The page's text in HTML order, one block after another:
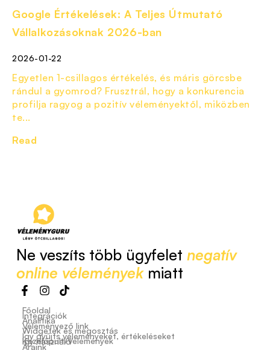
Google Értékelések: A Teljes Útmutató
Vállalkozásoknak 2026-ban
2026-01-22
Egyetlen 1-csillagos értékelés, és máris görcsbe
rándul a gyomrod? Frusztrál, hogy a konkurencia
profilja ragyog a pozitív véleményektől, miközben
te...
Read
Ne veszíts több ügyfelet negatív
online véleményekmiatt
Főoldal
Integrációk
Analitika
Véleményező link
Widgetek és megosztás
Így gyűjts véleményeket, értékeléseket
Kezelőpult/Vélemények
Így használd
Áraink